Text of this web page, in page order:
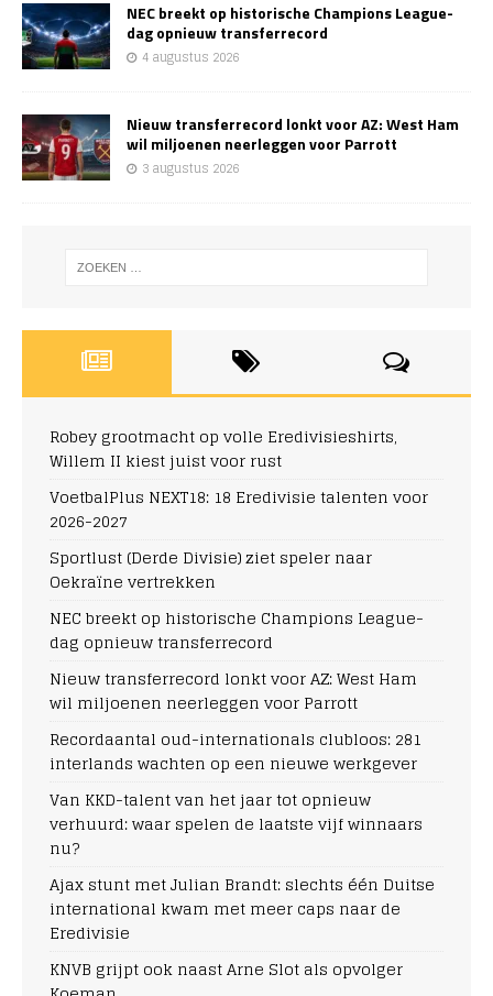
NEC breekt op historische Champions League-
dag opnieuw transferrecord
4 augustus 2026
Nieuw transferrecord lonkt voor AZ: West Ham
wil miljoenen neerleggen voor Parrott
3 augustus 2026
Robey grootmacht op volle Eredivisieshirts,
Willem II kiest juist voor rust
VoetbalPlus NEXT18: 18 Eredivisie talenten voor
2026-2027
Sportlust (Derde Divisie) ziet speler naar
Oekraïne vertrekken
NEC breekt op historische Champions League-
dag opnieuw transferrecord
Nieuw transferrecord lonkt voor AZ: West Ham
wil miljoenen neerleggen voor Parrott
Recordaantal oud-internationals clubloos: 281
interlands wachten op een nieuwe werkgever
Van KKD-talent van het jaar tot opnieuw
verhuurd: waar spelen de laatste vijf winnaars
nu?
Ajax stunt met Julian Brandt: slechts één Duitse
international kwam met meer caps naar de
Eredivisie
KNVB grijpt ook naast Arne Slot als opvolger